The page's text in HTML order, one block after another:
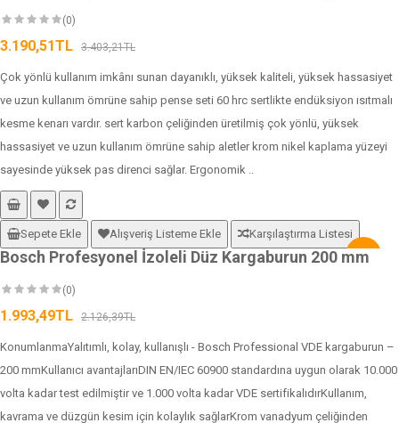
(0)
3.190,51TL 3.403,21TL
Çok yönlü kullanım imkânı sunan dayanıklı, yüksek kaliteli, yüksek hassasiyet
ve uzun kullanım ömrüne sahip pense seti 60 hrc sertlikte endüksiyon ısıtmalı
kesme kenarı vardır. sert karbon çeliğinden üretilmiş çok yönlü, yüksek
hassasiyet ve uzun kullanım ömrüne sahip aletler krom nikel kaplama yüzeyi
sayesinde yüksek pas direnci sağlar. Ergonomik ..
-6%
Sepete Ekle Alışveriş Listeme Ekle Karşılaştırma Listesi
Bosch Profesyonel İzoleli Düz Kargaburun 200 mm
(0)
1.993,49TL 2.126,39TL
KonumlanmaYalıtımlı, kolay, kullanışlı - Bosch Professional VDE kargaburun –
200 mmKullanıcı avantajlarıDIN EN/IEC 60900 standardına uygun olarak 10.000
volta kadar test edilmiştir ve 1.000 volta kadar VDE sertifikalıdırKullanım,
kavrama ve düzgün kesim için kolaylık sağlarKrom vanadyum çeliğinden